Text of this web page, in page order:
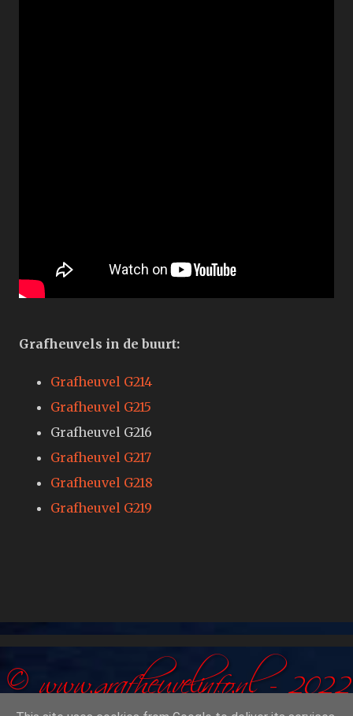
Grafheuvels in de buurt:
Grafheuvel G214
Grafheuvel G215
Grafheuvel G216
Grafheuvel G217
Grafheuvel G218
Grafheuvel G219